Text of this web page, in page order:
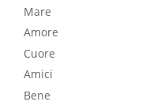
Mare
Amore
Cuore
Amici
Bene